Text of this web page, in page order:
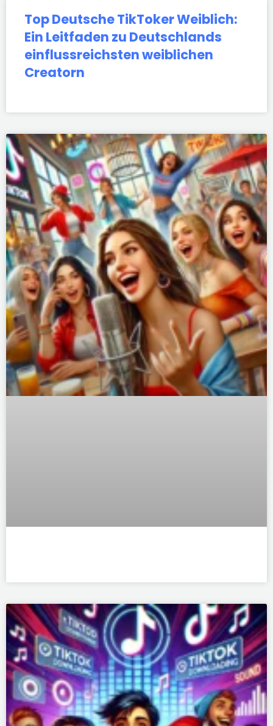
Top Deutsche TikToker Weiblich:
Ein Leitfaden zu Deutschlands
einflussreichsten weiblichen
Creatorn